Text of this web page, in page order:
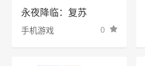
永夜降临：复苏
手机游戏 0